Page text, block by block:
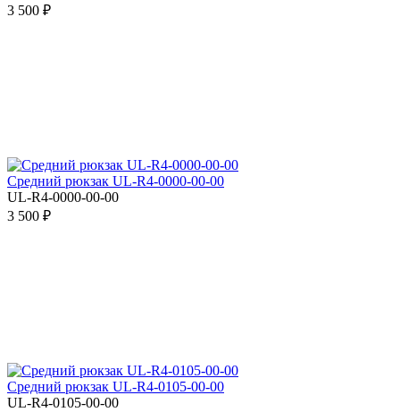
3 500 ₽
Средний рюкзак UL-R4-0000-00-00
UL-R4-0000-00-00
3 500 ₽
Средний рюкзак UL-R4-0105-00-00
UL-R4-0105-00-00